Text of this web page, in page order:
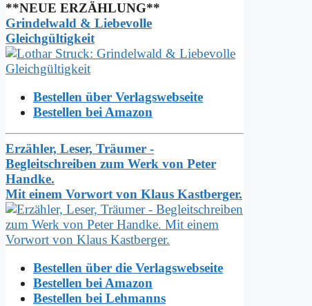
**NEUE ERZÄHLUNG**
Grindelwald & Liebevolle
Gleichgültigkeit
Bestellen über Verlagswebseite
Bestellen bei Amazon
Erzähler, Leser, Träumer -
Begleitschreiben zum Werk von Peter
Handke.
Mit einem Vorwort von Klaus Kastberger.
Bestellen über die Verlagswebseite
Bestellen bei Amazon
Bestellen bei Lehmanns